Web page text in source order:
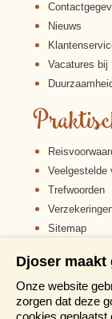
Nieuws
Vacatures bij
Veelgestelde
Trefwoorden
Sitemap
Cookiebeleid
Privacy
Reis en
Djoser
Onze website
zorgen dat deze
cookies geplaatst